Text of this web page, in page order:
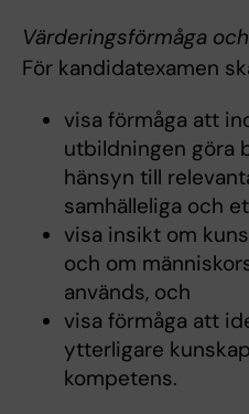
Värderingsförmåga
För kandidatexamen
visa förmåga att
utbildningen göra
hänsyn till
samhälleliga och
visa insikt om
och om
används, och
visa förmåga att
ytterligare
kompetens.